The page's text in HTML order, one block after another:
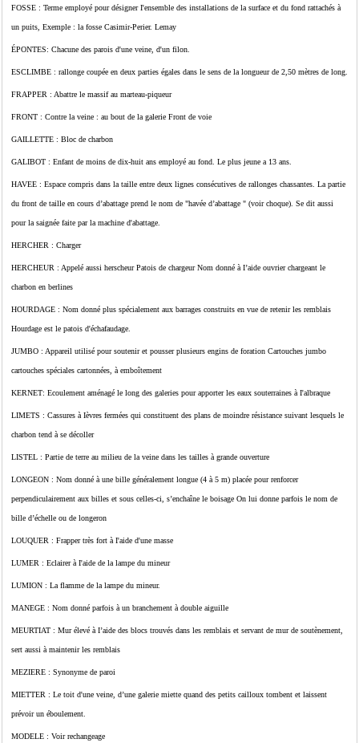
FOSSE : Terme employé pour désigner I'ensemble des installations de la surface et du fond rattachés à
un puits, Exemple : la fosse Casimir-Perier. Lemay
ÉPONTES: Chacune des parois d'une veine, d'un filon.
ESCLIMBE : rallonge coupée en deux parties égales dans le sens de la longueur de 2,50 mètres de long.
FRAPPER : Abattre le massif au marteau-piqueur
FRONT : Contre la veine : au bout de la galerie Front de voie
GAILLETTE : Bloc de charbon
GALIBOT : Enfant de moins de dix-huit ans employé au fond. Le plus jeune a 13 ans.
HAVEE : Espace compris dans la taille entre deux lignes consécutives de rallonges chassantes. La partie
du front de taille en cours d’abattage prend le nom de "havée d’abattage " (voir choque). Se dit aussi
pour la saignée faite par la machine d'abattage.
HERCHER : Charger
HERCHEUR : Appelé aussi herscheur Patois de chargeur Nom donné à I’aide ouvrier chargeant le
charbon en berlines
HOURDAGE : Nom donné plus spécialement aux barrages construits en vue de retenir les remblais
Hourdage est le patois d'échafaudage.
JUMBO : Appareil utilisé pour soutenir et pousser plusieurs engins de foration Cartouches jumbo
cartouches spéciales cartonnées, à emboîtement
KERNET: Ecoulement aménagé le long des galeries pour apporter les eaux souterraines à I'albraque
LIMETS : Cassures à Ièvres fermées qui constituent des plans de moindre résistance suivant lesquels le
charbon tend à se décoller
LISTEL : Partie de terre au milieu de la veine dans les tailles à grande ouverture
LONGEON : Nom donné à une bille généralement longue (4 à 5 m) placée pour renforcer
perpendiculairement aux billes et sous celles-ci, s’enchaîne le boisage On lui donne parfois le nom de
bille d’échelle ou de longeron
LOUQUER : Frapper très fort à I'aide d'une masse
LUMER : Eclairer à I'aide de la lampe du mineur
LUMION : La flamme de la lampe du mineur.
MANEGE : Nom donné parfois à un branchement à double aiguille
MEURTIAT : Mur élevé à I’aide des blocs trouvés dans les remblais et servant de mur de soutènement,
sert aussi à maintenir les remblais
MEZIERE : Synonyme de paroi
MIETTER : Le toit d'une veine, d’une galerie miette quand des petits cailloux tombent et laissent
prévoir un éboulement.
MODELE : Voir rechangeage